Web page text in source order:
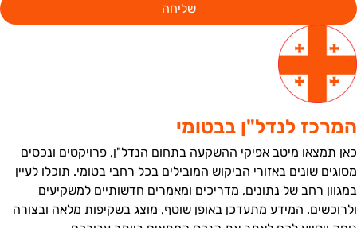
שליחה
לנדל"ן בבטומי
תמצאו מיטב אפיקי ההשקעה בתחום הנדל"ן, פרויקטים ונכסים
שונים באזורי הביקוש המובילים בכל רחבי בטומי. תוכלו לעיין
רחב של נתונים, מדריכים ומאמרים חדשותיים למשקיעים
המידע מתעדכן באופן שוטף, מוצג בשקיפות מלאה ובצורה